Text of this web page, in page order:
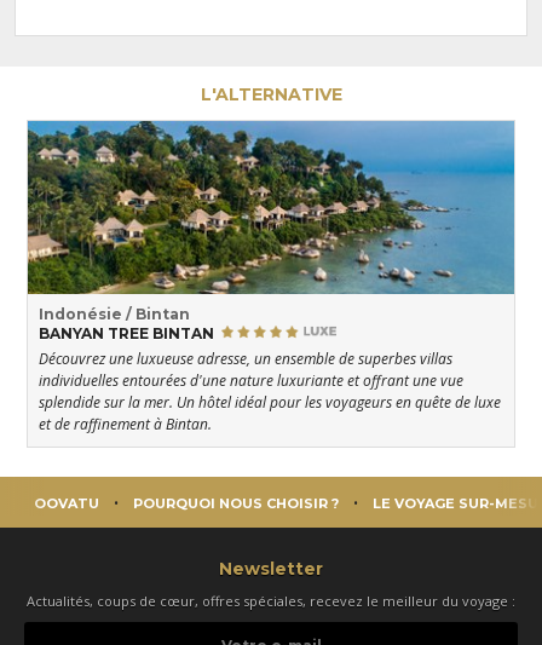
L'ALTERNATIVE
Indonésie / Bintan
BANYAN TREE BINTAN
Découvrez une luxueuse adresse, un ensemble de superbes villas
individuelles entourées d'une nature luxuriante et offrant une vue
splendide sur la mer. Un hôtel idéal pour les voyageurs en quête de luxe
et de raffinement à Bintan.
OOVATU POURQUOI NOUS CHOISIR ? LE VOYAGE SUR-
Newsletter
Actualités, coups de cœur, offres spéciales, recevez le meilleur du voyage :